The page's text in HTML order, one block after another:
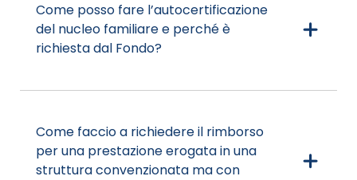
Come posso fare l’autocertificazione
del nucleo familiare e perché è
richiesta dal Fondo?
Come faccio a richiedere il rimborso
per una prestazione erogata in una
struttura convenzionata ma con